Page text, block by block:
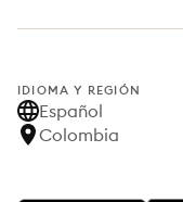
IDIOMA Y REGIÓN
Español
Colombia